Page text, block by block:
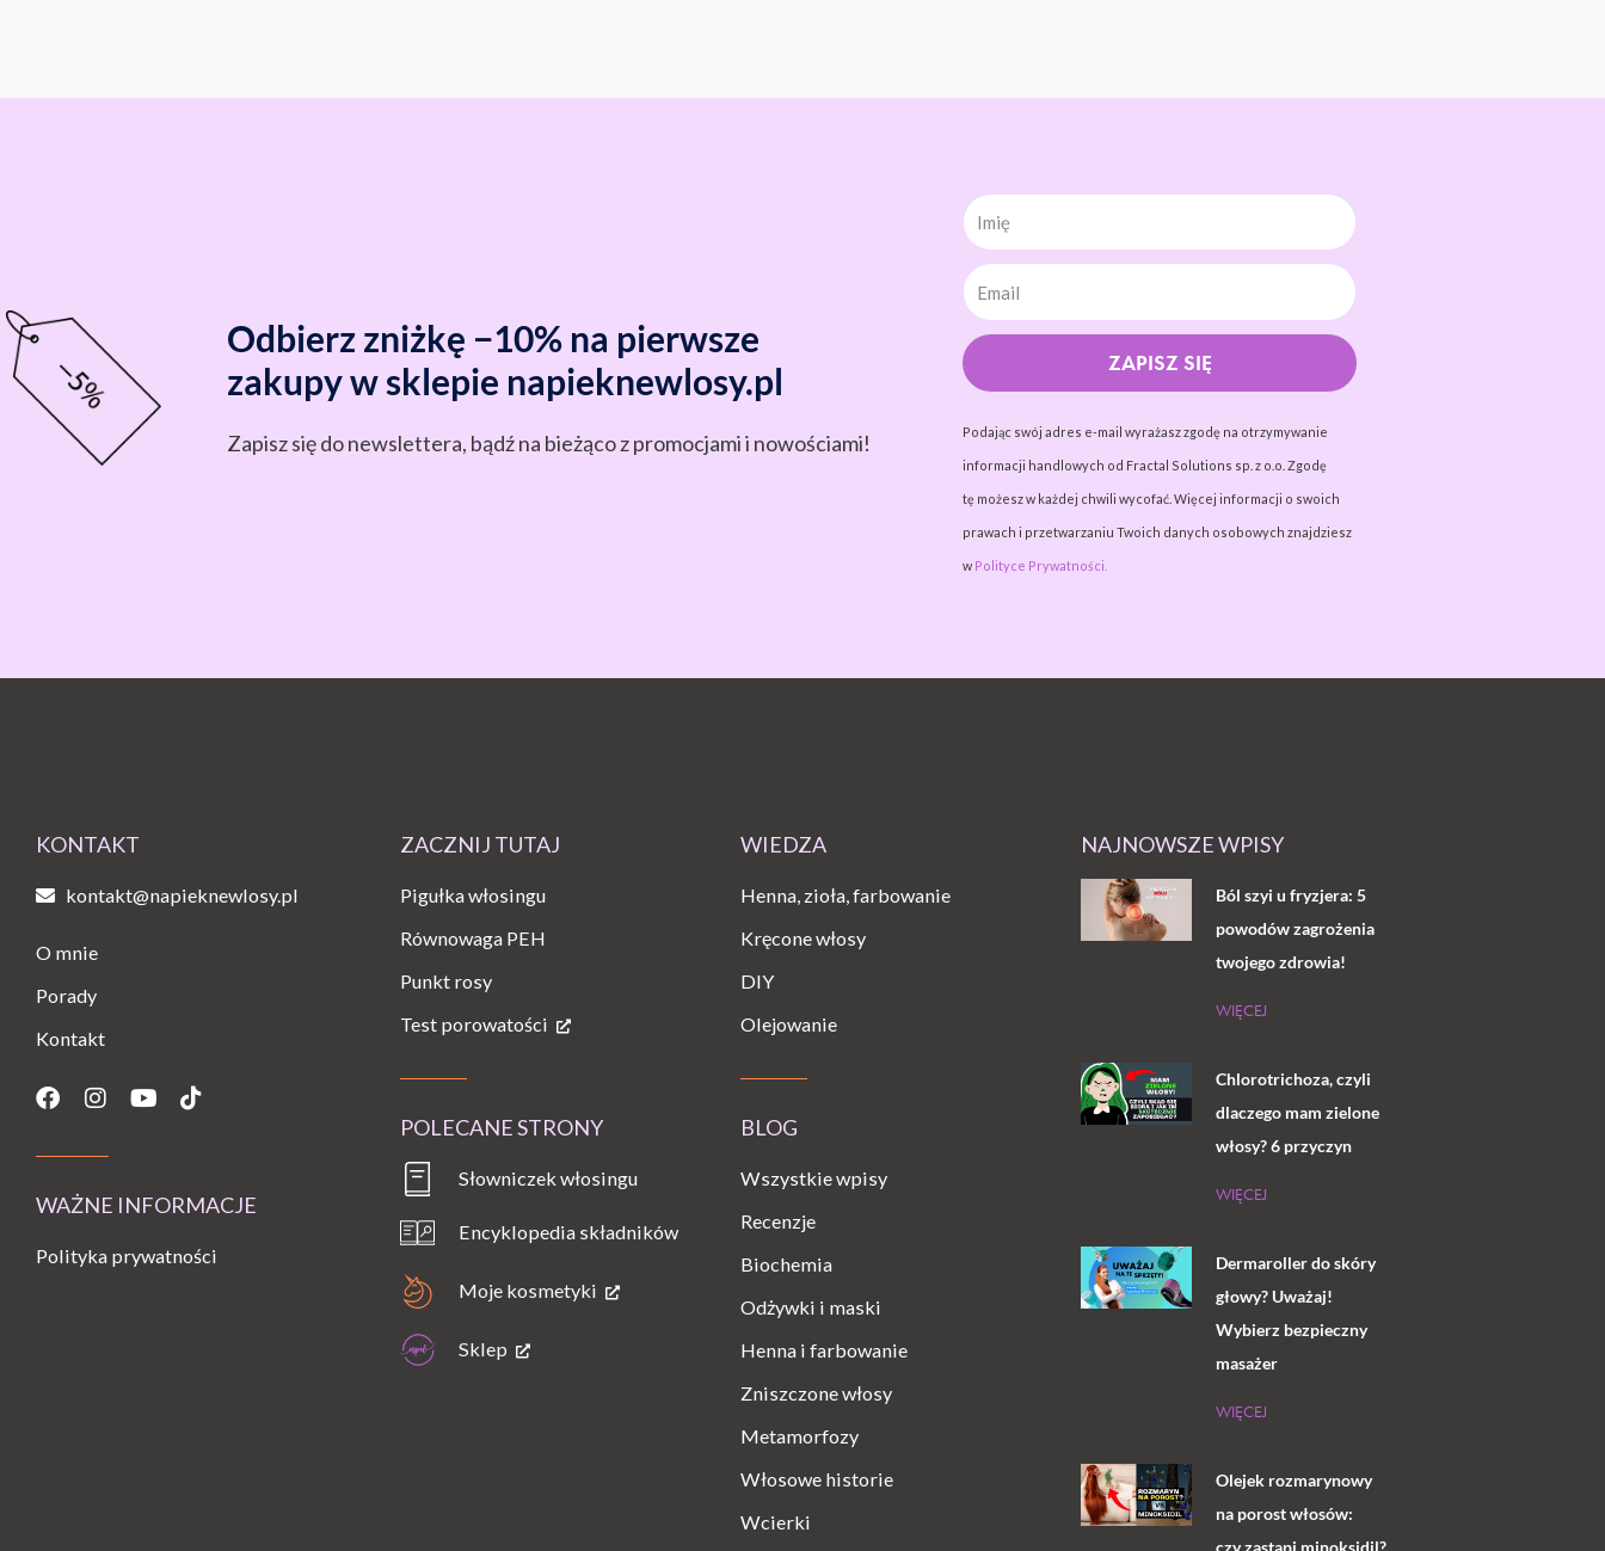
Odbierz zniżkę −10% na pierwsze
zakupy w sklepie napieknewlosy.pl
Zapisz się do newslettera, bądź na bieżąco z promocjami i nowościami!
Imię
ZAPISZ SIĘ
Podając swój adres e-mail wyrażasz zgodę na otrzymywanie
informacji handlowych od Fractal Solutions sp. z o.o. Zgodę
tę możesz w każdej chwili wycofać. Więcej informacji o swoich
prawach i przetwarzaniu Twoich danych osobowych znajdziesz
w Polityce Prywatności.
KONTAKT
kontakt@napieknewlosy.pl
O mnie
Porady
Kontakt
Facebook
Instagram
YoutubeTiktok
WAŻNE INFORMACJE
Polityka prywatności
ZACZNIJ TUTAJ
Pigułka włosingu
Równowaga PEH
Punkt rosy
Test porowatości
POLECANE STRONY
Słowniczek włosingu
Encyklopedia składników
Moje kosmetyki
Sklep
WIEDZA
Henna, zioła, farbowanie
Kręcone włosy
DIY
Olejowanie
BLOG
Wszystkie wpisy
Recenzje
Biochemia
Odżywki i maski
Henna i farbowanie
Zniszczone włosy
Metamorfozy
Włosowe historie
Wcierki
NAJNOWSZE WPISY
Ból szyi u fryzjera: 5
powodów zagrożenia
twojego zdrowia!
WIĘCEJ
Chlorotrichoza, czyli
dlaczego mam zielone
włosy? 6 przyczyn
WIĘCEJ
Dermaroller do skóry
głowy? Uważaj!
Wybierz bezpieczny
masażer
WIĘCEJ
Olejek rozmarynowy
na porost włosów:
czy zastąpi minoksidil?